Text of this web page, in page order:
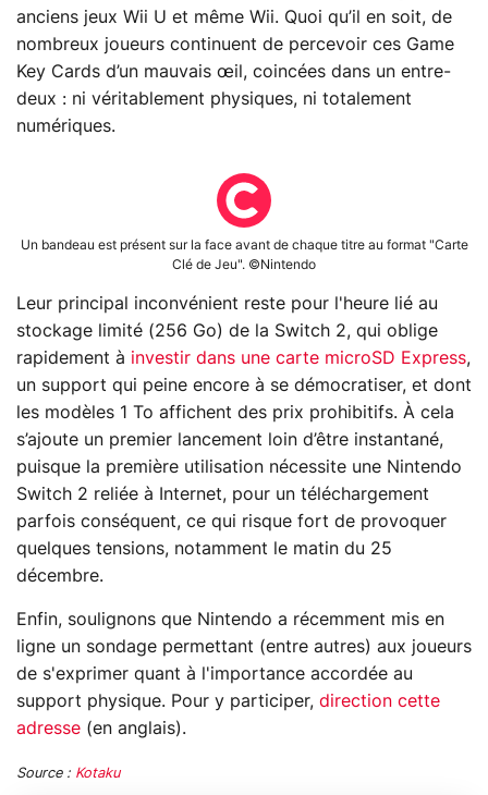
anciens jeux Wii U et même Wii. Quoi qu’il en soit, de
nombreux joueurs continuent de percevoir ces Game
Key Cards d’un mauvais œil, coincées dans un entre-
deux : ni véritablement physiques, ni totalement
numériques.
Un bandeau est présent sur la face avant de chaque titre au format "Carte
Clé de Jeu". ©Nintendo
Leur principal inconvénient reste pour l'heure lié au
stockage limité (256 Go) de la Switch 2, qui oblige
rapidement à investir dans une carte microSD Express,
un support qui peine encore à se démocratiser, et dont
les modèles 1 To affichent des prix prohibitifs. À cela
s’ajoute un premier lancement loin d’être instantané,
puisque la première utilisation nécessite une Nintendo
Switch 2 reliée à Internet, pour un téléchargement
parfois conséquent, ce qui risque fort de provoquer
quelques tensions, notamment le matin du 25
décembre.
Enfin, soulignons que Nintendo a récemment mis en
ligne un sondage permettant (entre autres) aux joueurs
de s'exprimer quant à l'importance accordée au
support physique. Pour y participer, direction cette
adresse (en anglais).
Source : Kotaku